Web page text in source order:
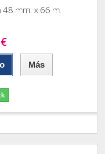
48 mm. x 66 m.
Más